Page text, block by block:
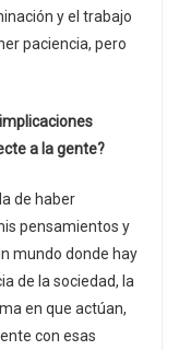
y el trabajo
paciencia, pero
a la gente?
de haber
pensamientos y
mundo donde hay
de la sociedad, la
en que actúan,
con esas